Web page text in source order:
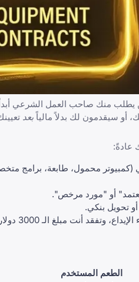
يطلب منك صاحب العمل الشرعي
أو سيقدمون لك بدلاً مالياً بعد
عادةً:
محمول، طابعة، برامج
أو "مورد مرخص".
مبلغ الـ 3000 دولار من أموالك
الطعم المستخدم